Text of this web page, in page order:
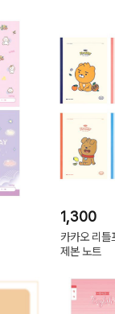
1,300
카카오 리틀
제본 노트